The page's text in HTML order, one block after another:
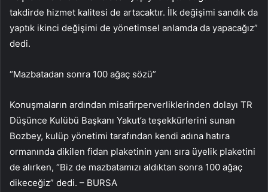
takdirde hizmet kalitesi de artacaktır. İlk değişimi sandık da
yaptık ikinci değişimi de yönetimsel anlamda da yapacağız”
dedi.
“Mazbatadan sonra 100 ağaç sözü”
Konuşmaların ardından misafirperverliklerinden dolayı TR
Düşünce Kulübü Başkanı Yakut’a teşekkürlerini sunan
Bozbey, kulüp yönetimi tarafından kendi adına hatıra
ormanında dikilen fidan plaketinin yanı sıra üyelik plaketini
de alırken, “Biz de mazbatamızı aldıktan sonra 100 ağaç
dikeceğiz” dedi. – BURSA